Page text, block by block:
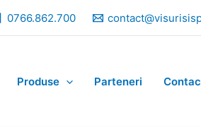
0766.862.700
Produse Parteneri